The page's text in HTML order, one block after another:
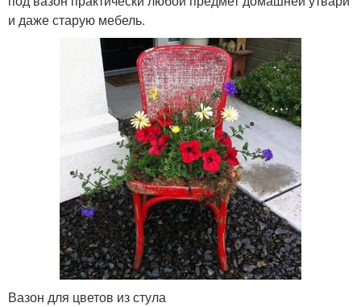
и даже старую мебель.
Вазон для цветов из стула